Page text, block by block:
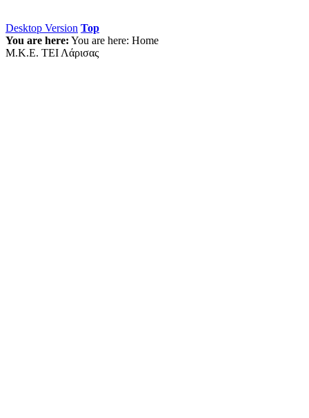
Desktop Version Top
You are here: You are here: Home
Μ.Κ.Ε. ΤΕΙ Λάρισας